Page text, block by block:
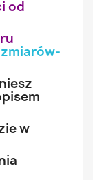
od
w